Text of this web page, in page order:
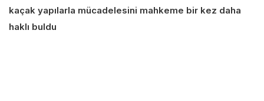
kaçak yapılarla mücadelesini mahkeme bir kez daha
haklı buldu